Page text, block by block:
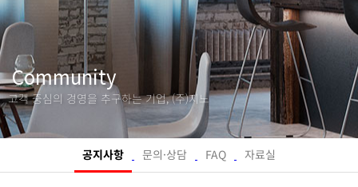
Company
Business
Portfolio
Community
Community
고객 중심의 경영을 추구하는 기업, (주)지노
공지사항 문의·상담 FAQ 자료실